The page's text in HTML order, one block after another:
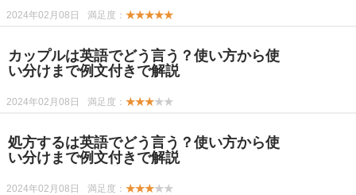
2024年02月08日 満足度： ★★★★★
カップルは英語でどう言う？使い方から使
い分けまで例文付きで解説
2024年02月08日 満足度： ★★★★★
処方するは英語でどう言う？使い方から使
い分けまで例文付きで解説
2024年02月08日 満足度： ★★★★★